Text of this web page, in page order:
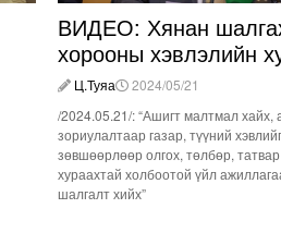
ВИДЕО: Хянан
хорооны хэвлэлийн
Ц.Туяа
2024/05/21
/2024.05.21/: “Ашигт малтмал хайх,
зориулалтаар газар, түүний
зөвшөөрлөөр олгох, төлбөр, татвар
хураахтай холбоотой үйл
шалгалт хийх”